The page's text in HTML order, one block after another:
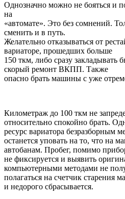
Однозначно можно не бояться и
на
«автомате». Это без сомнений.
сменить и в путь.
Желательно отказываться от
вариаторе, прошедших больше
150 ткм, либо сразу
скорый ремонт ВКПП. Также
опасно брать машины с уже
Километраж до 100 ткм не
относительно спокойно брать.
ресурс вариатора безразборным
останется уповать на то, что на
автобанам. Пробег, помимо
не фиксируется и выявить
компьютерными методами не
полагаться на счетчик старения
и недорого сбрасывается.